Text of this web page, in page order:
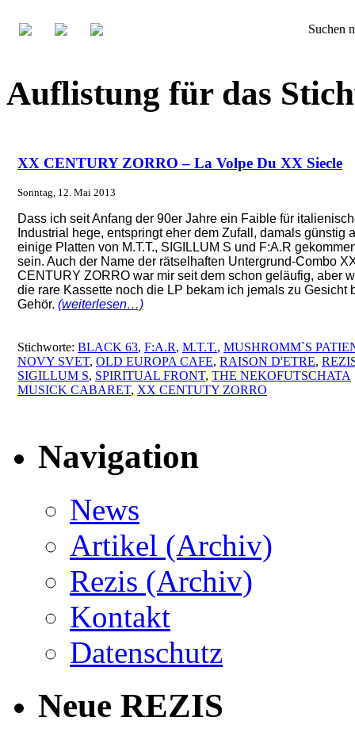
Suchen
Auflistung für das
XX CENTURY ZORRO – La Volpe Du XX Siecle
Sonntag, 12. Mai 2013
Dass ich seit Anfang der 90er Jahre ein Faible für
Industrial hege, entspringt eher dem Zufall, damals günstig
einige Platten von M.T.T., SIGILLUM S und F:A.R
sein. Auch der Name der rätselhaften Untergrund-Combo
CENTURY ZORRO war mir seit dem schon geläufig, aber
die rare Kassette noch die LP bekam ich jemals zu Gesicht
Gehör. (weiterlesen…)
Stichworte: BLACK 63, F:A.R, M.T.T., MUSHROMM`S
NOVY SVET, OLD EUROPA CAFE, RAISON D'ETRE,
SIGILLUM S, SPIRITUAL FRONT, THE NEKOFUTSCHATA
MUSICK CABARET, XX CENTUTY ZORRO
Navigation
News
Artikel (Archiv)
Rezis (Archiv)
Kontakt
Datenschutz
Neue REZIS